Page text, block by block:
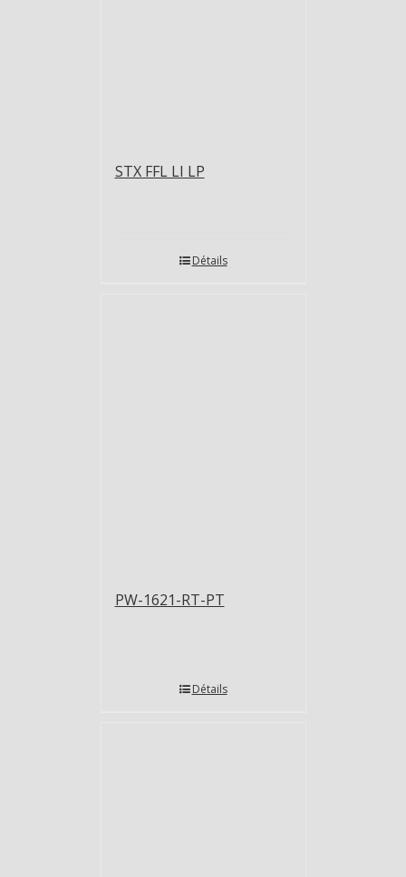
STX FFL LI LP
Détails
PW-1621-RT-PT
Détails